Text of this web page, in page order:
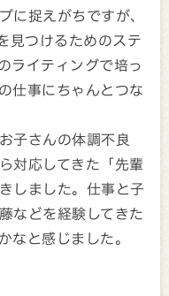
に捉えがちですが、
見つけるためのステ
ライティングで培っ
仕事にちゃんとつな
子さんの体調不良
対応してきた「先輩
しました。仕事と子
などを経験してきた
なと感じました。